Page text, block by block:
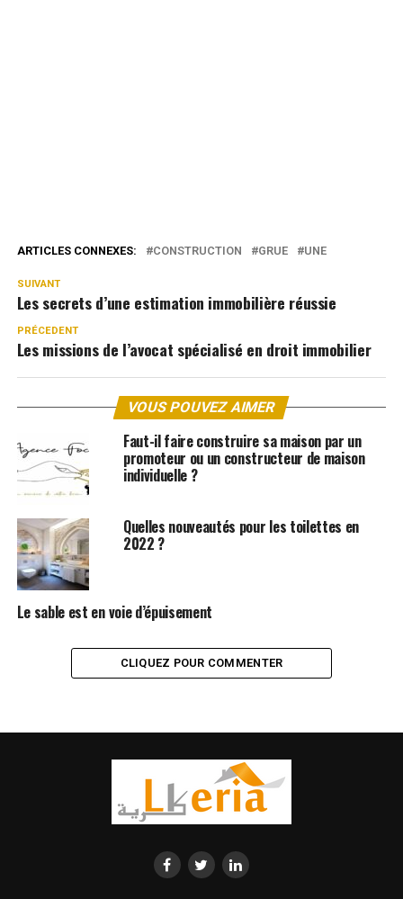
ARTICLES CONNEXES: CONSTRUCTION GRUE UNE
SUIVANT
Les secrets d’une estimation immobilière réussie
PRÉCEDENT
Les missions de l’avocat spécialisé en droit immobilier
VOUS POUVEZ AIMER
Faut-il faire construire sa maison par un
promoteur ou un constructeur de maison
individuelle ?
Quelles nouveautés pour les toilettes en
2022 ?
Le sable est en voie d’épuisement
CLIQUEZ POUR COMMENTER